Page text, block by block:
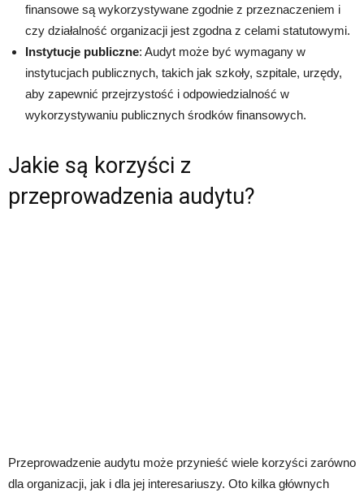
finansowe są wykorzystywane zgodnie z przeznaczeniem i
czy działalność organizacji jest zgodna z celami statutowymi.
Instytucje publiczne: Audyt może być wymagany w
instytucjach publicznych, takich jak szkoły, szpitale, urzędy,
aby zapewnić przejrzystość i odpowiedzialność w
wykorzystywaniu publicznych środków finansowych.
Jakie są korzyści z
przeprowadzenia audytu?
Przeprowadzenie audytu może przynieść wiele korzyści zarówno
dla organizacji, jak i dla jej interesariuszy. Oto kilka głównych